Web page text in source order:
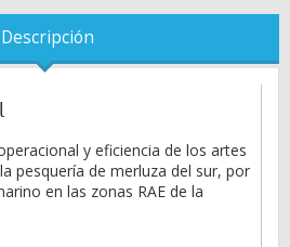
Descripción
y eficiencia de los artes
pesquería de merluza del sur, por
en las zonas RAE de la